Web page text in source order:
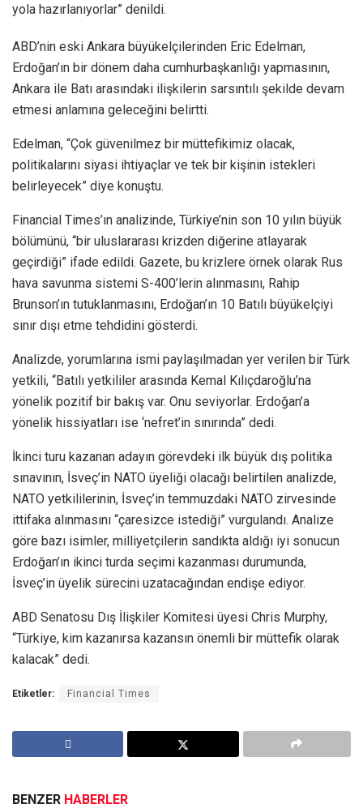
yola hazırlanıyorlar” denildi.
ABD’nin eski Ankara büyükelçilerinden Eric Edelman,
Erdoğan’ın bir dönem daha cumhurbaşkanlığı yapmasının,
Ankara ile Batı arasındaki ilişkilerin sarsıntılı şekilde devam
etmesi anlamına geleceğini belirtti.
Edelman, “Çok güvenilmez bir müttefikimiz olacak,
politikalarını siyasi ihtiyaçlar ve tek bir kişinin istekleri
belirleyecek” diye konuştu.
Financial Times’ın analizinde, Türkiye’nin son 10 yılın büyük
bölümünü, “bir uluslararası krizden diğerine atlayarak
geçirdiği” ifade edildi. Gazete, bu krizlere örnek olarak Rus
hava savunma sistemi S-400’lerin alınmasını, Rahip
Brunson’ın tutuklanmasını, Erdoğan’ın 10 Batılı büyükelçiyi
sınır dışı etme tehdidini gösterdi.
Analizde, yorumlarına ismi paylaşılmadan yer verilen bir Türk
yetkili, “Batılı yetkililer arasında Kemal Kılıçdaroğlu’na
yönelik pozitif bir bakış var. Onu seviyorlar. Erdoğan’a
yönelik hissiyatları ise ‘nefret’in sınırında” dedi.
İkinci turu kazanan adayın görevdeki ilk büyük dış politika
sınavının, İsveç’in NATO üyeliği olacağı belirtilen analizde,
NATO yetkililerinin, İsveç’in temmuzdaki NATO zirvesinde
ittifaka alınmasını “çaresizce istediği” vurgulandı. Analize
göre bazı isimler, milliyetçilerin sandıkta aldığı iyi sonucun
Erdoğan’ın ikinci turda seçimi kazanması durumunda,
İsveç’in üyelik sürecini uzatacağından endişe ediyor.
ABD Senatosu Dış İlişkiler Komitesi üyesi Chris Murphy,
“Türkiye, kim kazanırsa kazansın önemli bir müttefik olarak
kalacak” dedi.
Etiketler: Financial Times
BENZER HABERLER